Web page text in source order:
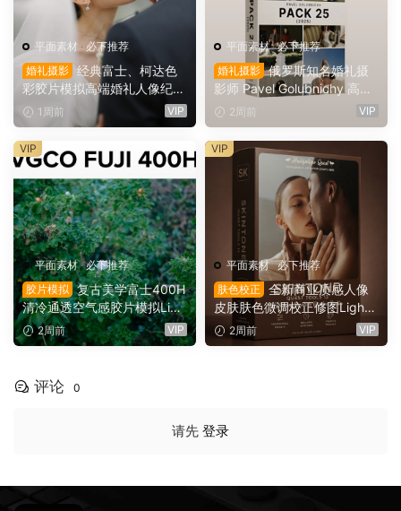
平面素材 · 必下推荐
婚礼摄影 经典富士、柯达色
彩胶片模拟高端婚礼人像纪实
摄影Lightroom预设 Robert
Marcillas: RM Film Emulation
2（16104）
1周前 VIP
平面素材·必下推荐
婚礼摄影 俄罗斯知名婚礼摄
影师 Pavel Golubnichy 高端
婚礼纪实美学摄影 Lightroom
预设 Pavel Golubnichy – PA
CK 25 lightroom presets（1
6094）
2周前 VIP
平面素材·必下推荐
胶片模拟 复古美学富士400H
清冷通透空气感胶片模拟Ligh
troom预设 Very Good Preset
s – FUJI 400 H（16085）
2周前 VIP
VIP
平面素材·必下推荐
肤色校正
全新商业质感人像
皮肤肤色微调校正修图Lightr
oom预设 SKINTONE – QUE
ST TOOLS 13（16073）
2周前 VIP
VIP
评论 0
请先 登录